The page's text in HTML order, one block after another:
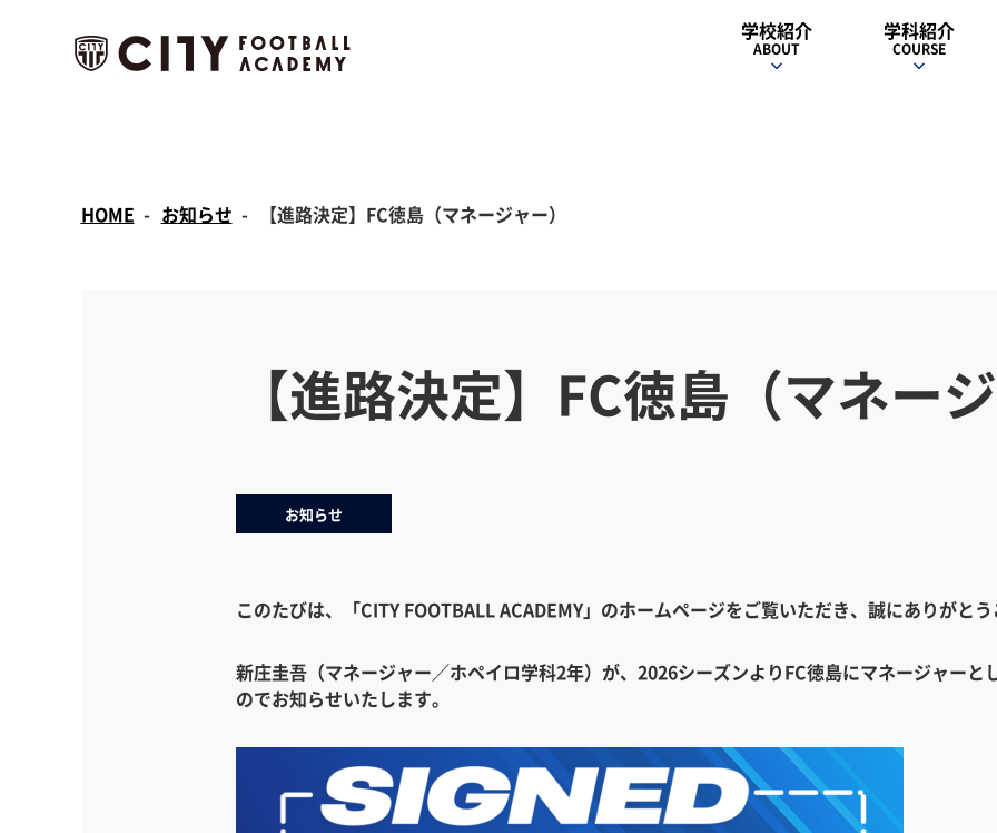
学校紹介
ABOUT
学科紹介
COURSE
HOME お知らせ 【進路決定】FC徳島（マネージャー）
【進路決定】FC徳島（マネー
お知らせ
このたびは、「CITY FOOTBALL ACADEMY」のホームページをご覧いただき、誠にありがと
新庄圭吾（マネージャー／ホペイロ学科2年）が、2026シーズンよりFC徳島にマネージャーと
のでお知らせいたします。